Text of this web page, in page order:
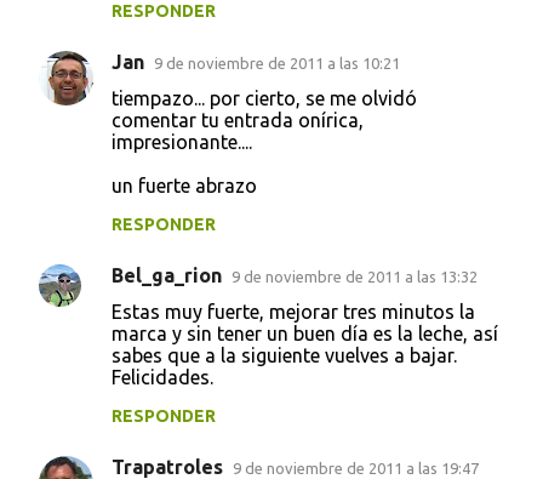
RESPONDER
Jan 9 de noviembre de 2011 a las 10:21
tiempazo... por cierto, se me olvidó
comentar tu entrada onírica,
impresionante....
un fuerte abrazo
RESPONDER
Bel_ga_rion 9 de noviembre de 2011 a las 13:32
Estas muy fuerte, mejorar tres minutos la
marca y sin tener un buen día es la leche, así
sabes que a la siguiente vuelves a bajar.
Felicidades.
RESPONDER
Trapatroles 9 de noviembre de 2011 a las 19:47